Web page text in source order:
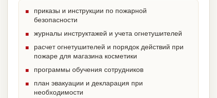
приказы и инструкции по пожарной
безопасности
журналы инструктажей и учета огнетушителей
расчет огнетушителей и порядок действий при
пожаре для магазина косметики
программы обучения сотрудников
план эвакуации и декларация при
необходимости